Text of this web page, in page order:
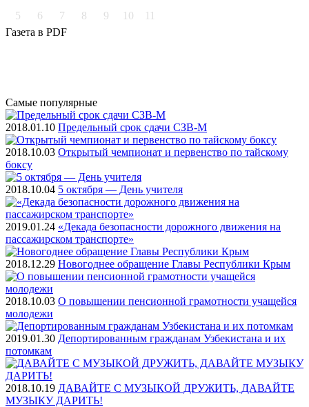
5
6 7 8 9 10
11
Газета в PDF
Самые популярные
2018.01.10 Предельный срок сдачи СЗВ-М
2018.10.03 Открытый чемпионат и первенство по тайскому
боксу
2018.10.04 5 октября — День учителя
2019.01.24 «Декада безопасности дорожного движения на
пассажирском транспорте»
2018.12.29 Новогоднее обращение Главы Республики Крым
2018.10.03 О повышении пенсионной грамотности учащейся
молодежи
2019.01.30 Депортированным гражданам Узбекистана и их
потомкам
2018.10.19 ДАВАЙТЕ С МУЗЫКОЙ ДРУЖИТЬ, ДАВАЙТЕ
МУЗЫКУ ДАРИТЬ!